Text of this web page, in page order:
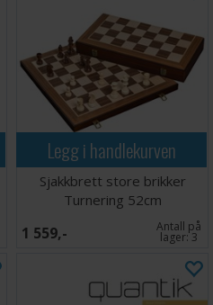
Legg i handlekurven
Sjakkbrett store brikker
Turnering 52cm
1 559,- Antall på
lager:3